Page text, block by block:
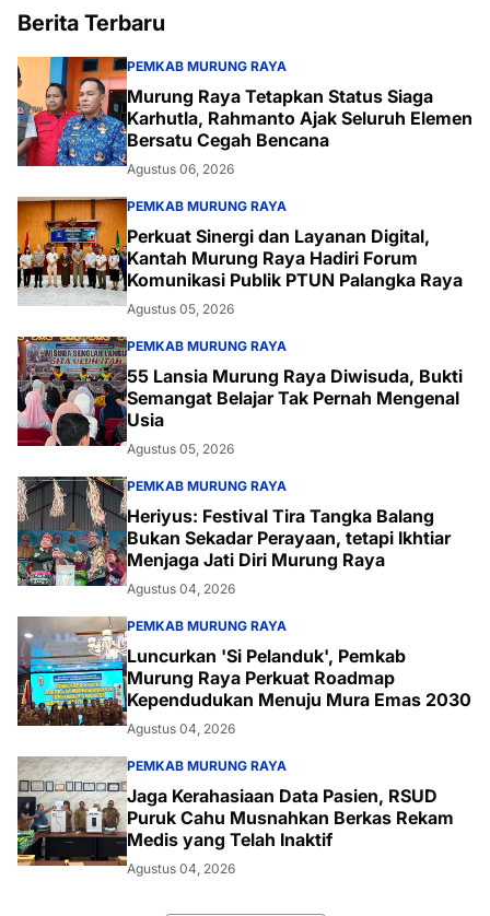
Berita Terbaru
PEMKAB MURUNG RAYA
Murung Raya Tetapkan Status Siaga
Karhutla, Rahmanto Ajak Seluruh Elemen
Bersatu Cegah Bencana
Agustus 06, 2026
PEMKAB MURUNG RAYA
Perkuat Sinergi dan Layanan Digital,
Kantah Murung Raya Hadiri Forum
Komunikasi Publik PTUN Palangka Raya
Agustus 05, 2026
PEMKAB MURUNG RAYA
55 Lansia Murung Raya Diwisuda, Bukti
Semangat Belajar Tak Pernah Mengenal
Usia
Agustus 05, 2026
PEMKAB MURUNG RAYA
Heriyus: Festival Tira Tangka Balang
Bukan Sekadar Perayaan, tetapi Ikhtiar
Menjaga Jati Diri Murung Raya
Agustus 04, 2026
PEMKAB MURUNG RAYA
Luncurkan 'Si Pelanduk', Pemkab
Murung Raya Perkuat Roadmap
Kependudukan Menuju Mura Emas 2030
Agustus 04, 2026
PEMKAB MURUNG RAYA
Jaga Kerahasiaan Data Pasien, RSUD
Puruk Cahu Musnahkan Berkas Rekam
Medis yang Telah Inaktif
Agustus 04, 2026